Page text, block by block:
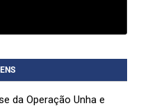
da Operação Unha e